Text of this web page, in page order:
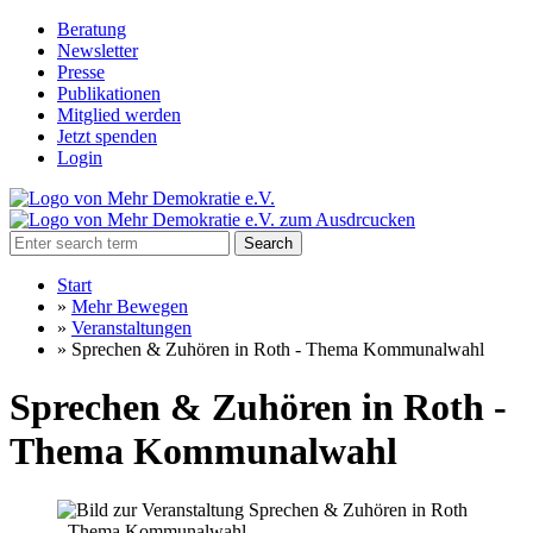
Beratung
Newsletter
Presse
Publikationen
Mitglied werden
Jetzt spenden
Login
Search
Start
» Mehr Bewegen
» Veranstaltungen
» Sprechen & Zuhören in Roth - Thema Kommunalwahl
Sprechen & Zuhören in Roth -
Thema Kommunalwahl